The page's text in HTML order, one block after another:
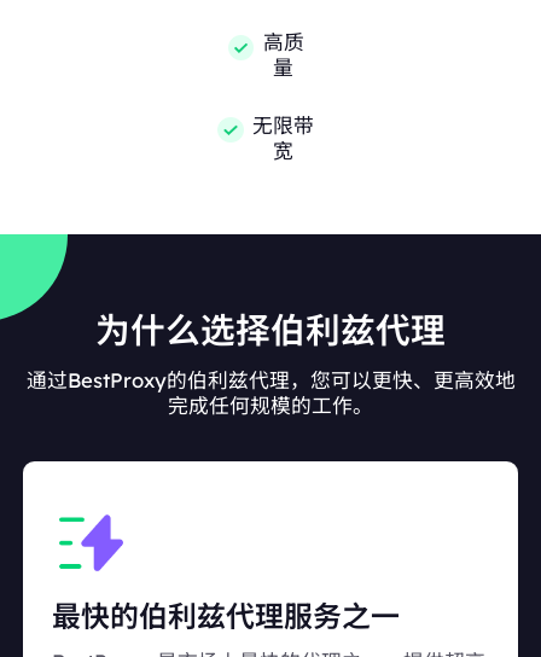
高质
量
无限带
宽
为什么选择伯利兹代理
通过BestProxy的伯利兹代理，您可以更快、更高效地
完成任何规模的工作。
最快的伯利兹代理服务之一